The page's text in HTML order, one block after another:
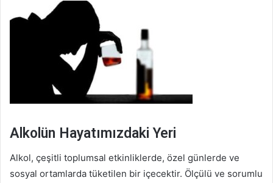
Alkolün Hayatımızdaki Yeri
Alkol, çeşitli toplumsal etkinliklerde, özel günlerde ve
sosyal ortamlarda tüketilen bir içecektir. Ölçülü ve sorumlu